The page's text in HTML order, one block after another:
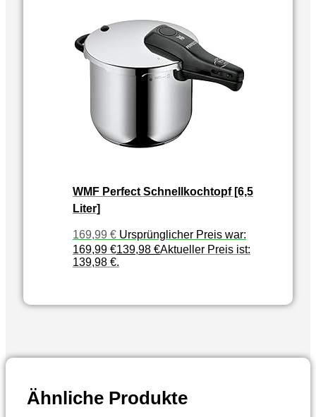
WMF Perfect Schnellkochtopf [6,5
Liter]
169,99 € Ursprünglicher Preis war:
169,99 €139,98 €Aktueller Preis ist:
139,98 €.
Ähnliche Produkte